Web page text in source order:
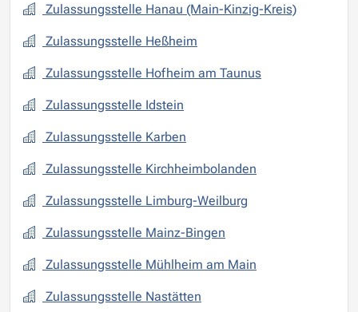
Zulassungsstelle Hanau (Main-Kinzig-Kreis)
Zulassungsstelle Heßheim
Zulassungsstelle Hofheim am Taunus
Zulassungsstelle Idstein
Zulassungsstelle Karben
Zulassungsstelle Kirchheimbolanden
Zulassungsstelle Limburg-Weilburg
Zulassungsstelle Mainz-Bingen
Zulassungsstelle Mühlheim am Main
Zulassungsstelle Nastätten